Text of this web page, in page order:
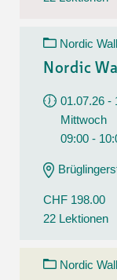
Nordic
Nordic
01.07.26 -
Mittwoch
09:00 -
CHF 198.00
22 Lektionen
Nordic